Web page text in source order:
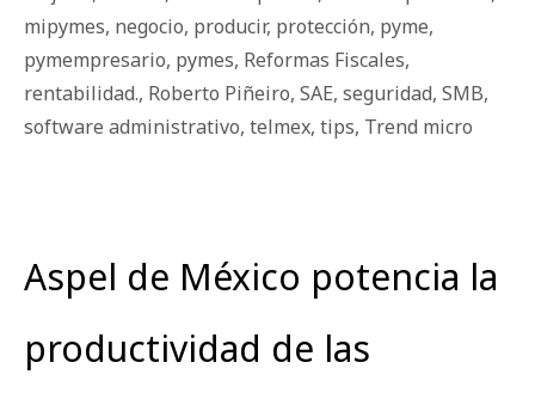
mipymes, negocio, producir, protección, pyme,
pymempresario, pymes, Reformas Fiscales,
rentabilidad., Roberto Piñeiro, SAE, seguridad, SMB,
software administrativo, telmex, tips, Trend micro
Aspel de México potencia la
productividad de las